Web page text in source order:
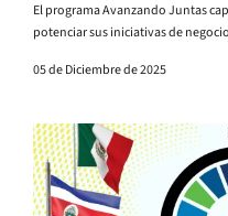
El programa Avanzando Juntas
potenciar sus iniciativas de
05 de Diciembre de 2025